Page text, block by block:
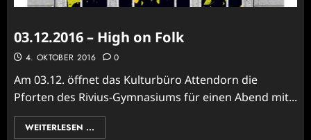
03.12.2016 – High on Folk
4. OKTOBER 2016 0
Am 03.12. öffnet das Kulturbüro Attendorn die
Pforten des Rivius-Gymnasiums für einen Abend mit...
WEITERLESEN ...